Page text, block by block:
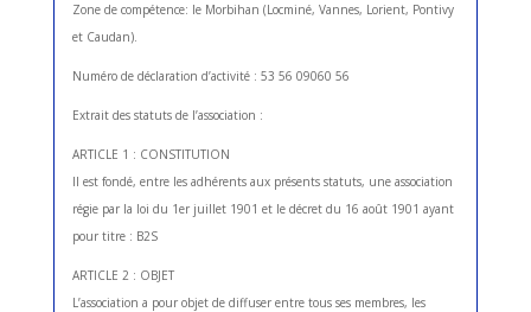
Zone de compétence: le Morbihan (Locminé, Vannes, Lorient, Pontivy
et Caudan).
Numéro de déclaration d’activité : 53 56 09060 56
Extrait des statuts de l’association :
ARTICLE 1 : CONSTITUTION
Il est fondé, entre les adhérents aux présents statuts, une association
régie par la loi du 1er juillet 1901 et le décret du 16 août 1901 ayant
pour titre : B2S
ARTICLE 2 : OBJET
L’association a pour objet de diffuser entre tous ses membres, les